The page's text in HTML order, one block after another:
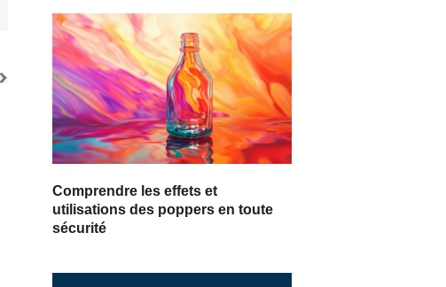
Comprendre les effets et
utilisations des poppers en toute
sécurité